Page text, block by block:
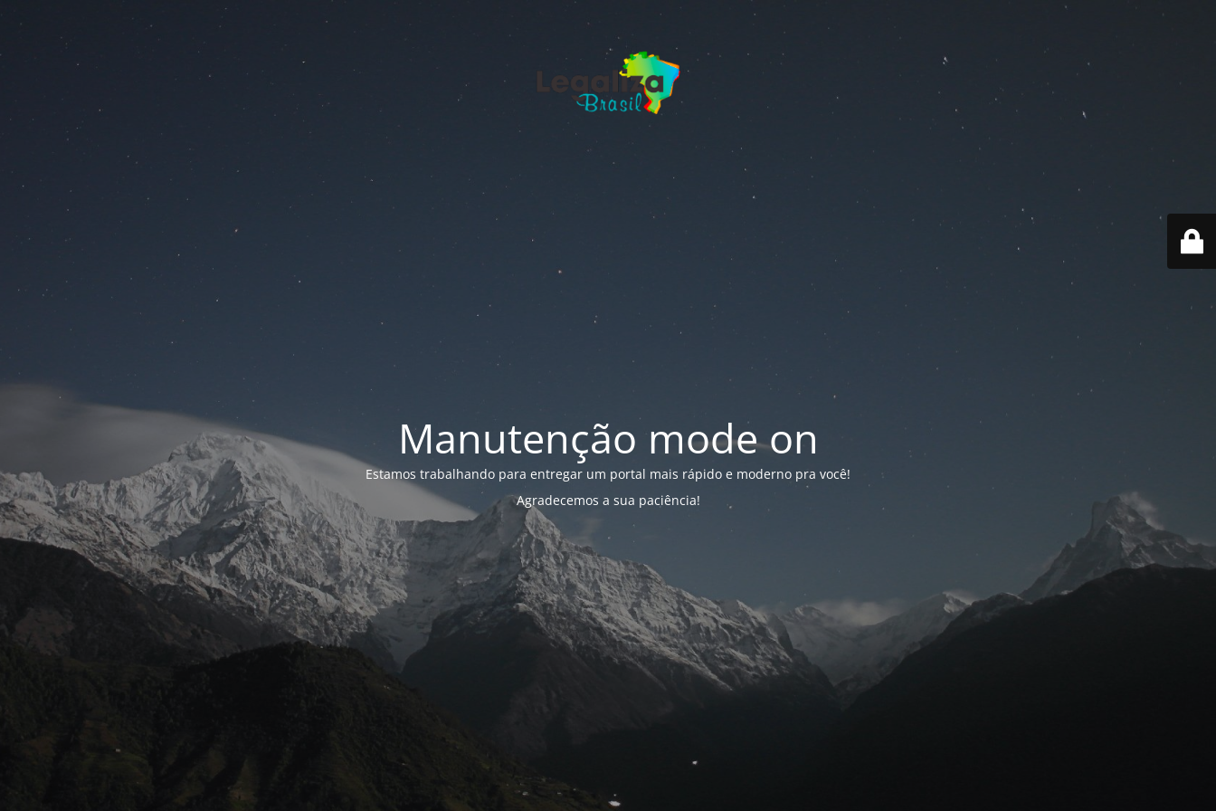
Manutenção mode on
Estamos trabalhando para entregar um portal mais rápido e moderno pra você!
Agradecemos a sua paciência!